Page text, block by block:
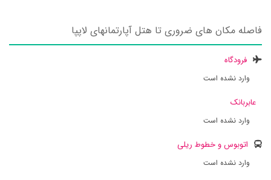
فاصله مکان های ضروری تا هتل آپارتمانهای لاپپا
فرودگاه
وارد نشده است
عابربانک
وارد نشده است
اتوبوس و خطوط ریلی
وارد نشده است